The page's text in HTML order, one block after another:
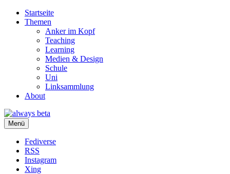
Startseite
Themen
Anker im Kopf
Teaching
Learning
Medien & Design
Schule
Uni
Linksammlung
About
always beta
Ralf Appelt
Menü
Fediverse
RSS
Instagram
Xing